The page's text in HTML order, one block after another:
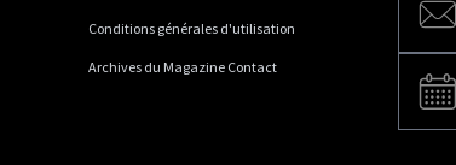
Conditions générales d'utilisation
Archives du Magazine Contact